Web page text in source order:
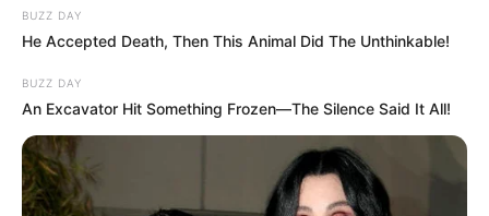
döntenek, hogy az új kormány meddig mehet el az
előző korszak embereinek eltávolításában, és arról
is, hogy a köztársasági elnöki tisztség mennyire tud
ellenállni egy erős parlamenti többség politikai
nyomásának. A közjogi válság kimenetele így
nemcsak Sulyok Tamás jövőjét, hanem Magyar
Péter kormányának első nagy erőpróbáját is
BUZZ DAY
He Accepted Death, Then This Animal Did The Unthinkable!
BUZZ DAY
An Excavator Hit Something Frozen—The Silence Said It All!